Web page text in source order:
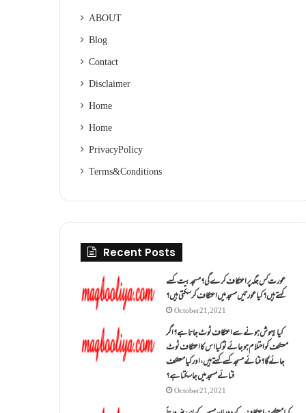
ABOUT
Blog
Contact
Disclaimer
Home
Home
Privacy Policy
Terms & Conditions
Recent Posts
عورت کس جگہ پر اعتکاف کرے گی؟مسجد بیت کسے
کہتے ہیں؟کیا عورتیں مسجد میں اعتکاف کر سکتی ہیں؟
October 21, 2021
کیا بیہوش ہونے سے اعتکاف ٹوٹ جاتا ہے؟ اگر
معتکف کو احتلام ہو جائے تو کیا اس کا اعتکاف ٹوٹ
جائے گا؟فنائے مسجد کسے کہتے ہیں ، اور کیا معتکف
فنائے مسجد میں جا سکتا ہے؟
October 21, 2021